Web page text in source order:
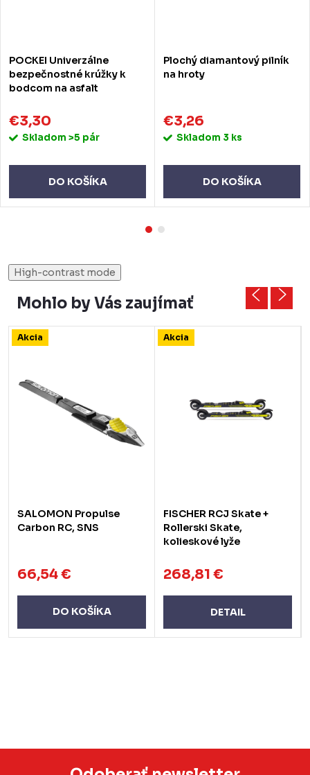
POCKEI Univerzálne
bezpečnostné krúžky k
bodcom na asfalt
€3,30
Skladom >5 pár
DO KOŠÍKA
Plochý diamantový pilník
na hroty
€3,26
Skladom 3 ks
DO KOŠÍKA
High-contrast mode
Mohlo by Vás zaujímať
Akcia
SALOMON Propulse
Carbon RC, SNS
66,54 €
DO KOŠÍKA
Akcia
FISCHER RCJ Skate +
Rollerski Skate,
kolieskové lyže
268,81 €
DETAIL